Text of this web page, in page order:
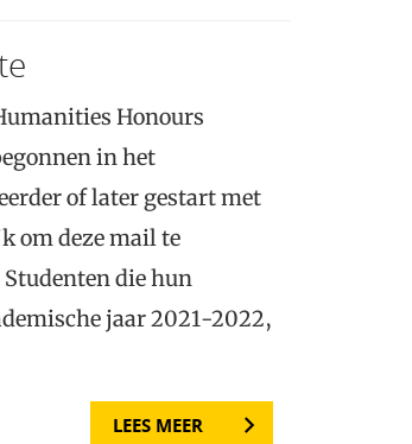
Honours
in het
of later gestart met
om deze mail te
die hun
jaar 2021-2022,
LEES MEER